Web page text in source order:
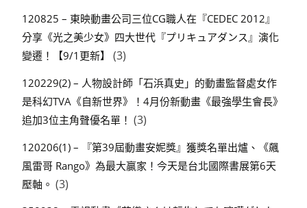
120825 – 東映動畫公司三位CG職人在『CEDEC 2012』
分享《光之美少女》四大世代『プリキュアダンス』演化
變遷！【9/1更新】
(3)
120229(2) – 人物設計師「石浜真史」的動畫監督處女作
是科幻TVA《自新世界》！4月份新動畫《最強學生會長》
追加3位主角聲優名單！ (3)
120206(1) – 『第39屆動畫安妮獎』獲獎名單出爐、《飆
風雷哥 Rango》為最大贏家！今天是台北國際書展第6天
壓軸。 (3)